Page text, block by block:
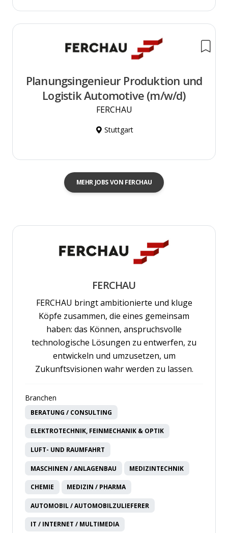
Planungsingenieur Produktion und
Logistik Automotive (m/w/d)
FERCHAU
Stuttgart
MEHR JOBS VON FERCHAU
FERCHAU
FERCHAU bringt ambitionierte und kluge
Köpfe zusammen, die eines gemeinsam
haben: das Können, anspruchsvolle
technologische Lösungen zu entwerfen, zu
entwickeln und umzusetzen, um
Zukunftsvisionen wahr werden zu lassen.
Branchen
BERATUNG / CONSULTING
ELEKTROTECHNIK, FEINMECHANIK & OPTIK
LUFT- UND RAUMFAHRT
MASCHINEN / ANLAGENBAU MEDIZINTECHNIK
CHEMIE MEDIZIN / PHARMA
AUTOMOBIL / AUTOMOBILZULIEFERER
IT / INTERNET / MULTIMEDIA